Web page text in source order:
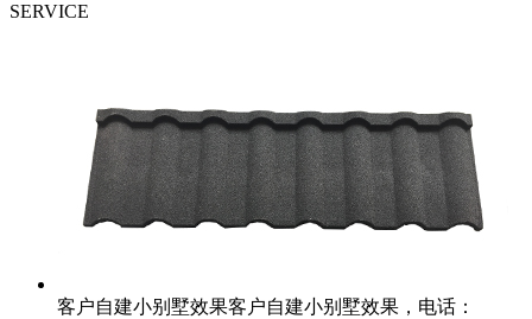
SERVICE
客户自建小别墅效果客户自建小别墅效果，电话：